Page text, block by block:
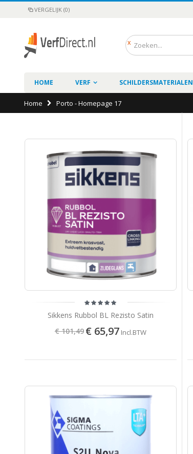
VERGELIJK (0)
HOME VERF SCHILDERSMATERIALEN
Home Porto - Homepage 17
Sikkens Rubbol BL Rezisto Satin
€ 101,49 € 65,97 Incl.BTW